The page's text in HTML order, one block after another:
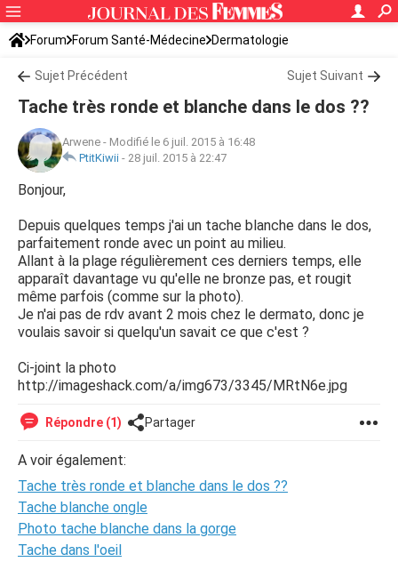
Forum Forum Santé-Médecine Dermatologie
Sujet Précédent Sujet Suivant
Tache très ronde et blanche dans le dos ??
Arwene - Modifié le 6 juil. 2015 à 16:48
PtitKiwii - 28 juil. 2015 à 22:47
Bonjour,
Depuis quelques temps j'ai un tache blanche dans le dos,
parfaitement ronde avec un point au milieu.
Allant à la plage régulièrement ces derniers temps, elle
apparaît davantage vu qu'elle ne bronze pas, et rougit
même parfois (comme sur la photo).
Je n'ai pas de rdv avant 2 mois chez le dermato, donc je
voulais savoir si quelqu'un savait ce que c'est ?
Ci-joint la photo
http://imageshack.com/a/img673/3345/MRtN6e.jpg
Répondre (1) Partager
A voir également:
Tache très ronde et blanche dans le dos ??
Tache blanche ongle
Photo tache blanche dans la gorge
Tache dans l'oeil